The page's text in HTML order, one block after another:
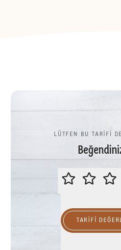
LÜTFEN BU TARİFİ
TARIFI